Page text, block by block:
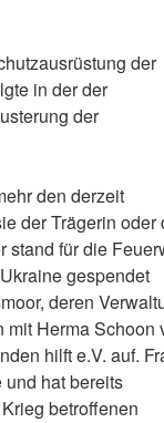
der
in der der
der
den derzeit
der Trägerin oder
stand für die
gespendet
deren
Herma Schoon
hilft e.V. auf.
hat bereits
betroffenen